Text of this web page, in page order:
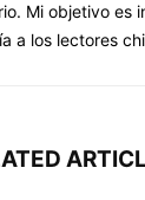
Mi objetivo es
a los lectores